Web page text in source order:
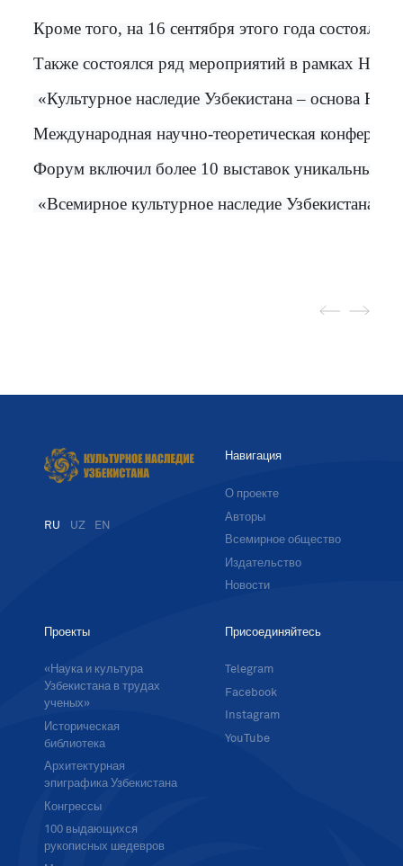
Также состоялся ряд мероприятий в рамках
«Культурное наследие Узбекистана – основа
Международная научно-теоретическая
Форум включил более 10 выставок уникальных
«Всемирное культурное наследие Узбекистана
RU UZ EN
Навигация
О проекте
Авторы
Всемирное общество
Издательство
Новости
Проекты
«Наука и культура
Узбекистана в трудах
ученых»
Историческая
библиотека
Архитектурная
эпиграфика Узбекистана
Конгрессы
100 выдающихся
рукописных шедевров
Присоединяйтесь
Telegram
Facebook
Instagram
YouTube